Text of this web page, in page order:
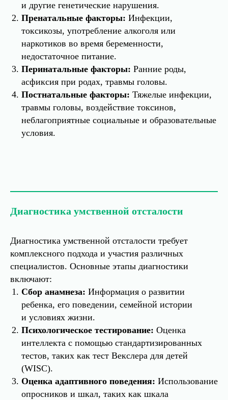
и другие генетические нарушения.
Пренатальные факторы: Инфекции,
токсикозы, употребление алкоголя или
наркотиков во время беременности,
недостаточное питание.
Перинатальные факторы: Ранние роды,
асфиксия при родах, травмы головы.
Постнатальные факторы: Тяжелые инфекции,
травмы головы, воздействие токсинов,
неблагоприятные социальные и образовательные
условия.
Диагностика умственной отсталости
Диагностика умственной отсталости требует
комплексного подхода и участия различных
специалистов. Основные этапы диагностики
включают:
Сбор анамнеза: Информация о развитии
ребенка, его поведении, семейной истории
и условиях жизни.
Психологическое тестирование: Оценка
интеллекта с помощью стандартизированных
тестов, таких как тест Векслера для детей
(WISC).
Оценка адаптивного поведения: Использование
опросников и шкал, таких как шкала